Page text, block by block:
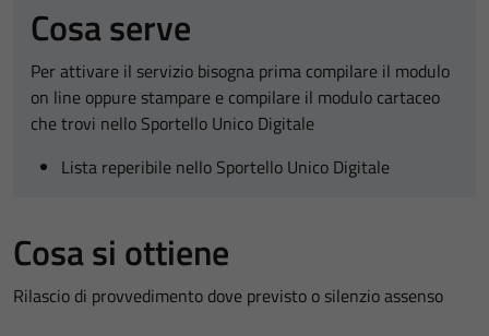
Cosa serve
Per attivare il servizio bisogna prima compilare il modulo
on line oppure stampare e compilare il modulo cartaceo
che trovi nello Sportello Unico Digitale
Lista reperibile nello Sportello Unico Digitale
Cosa si ottiene
Rilascio di provvedimento dove previsto o silenzio assenso